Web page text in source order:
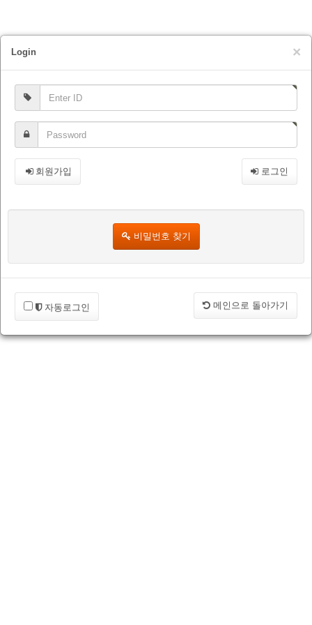
×
Login
로그인
회원가입
비밀번호 찾기
자동로그인 메인으로 돌아가기